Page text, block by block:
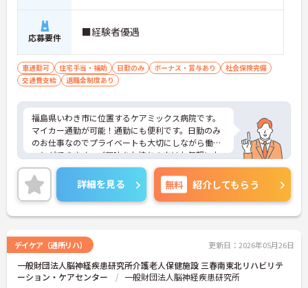
応募要件 ■経験者優遇
車通勤可 住宅手当・補助 日勤のみ ボーナス・賞与あり
社会保険完備
交通費支給
退職金制度あり
福島県いわき市に位置するケアミックス病院です。
マイカー通勤が可能！通勤にも便利です。日勤のみ
のお仕事なのでプライベートも大切にしながら働く
ことができます。ご興味をお持ちの方はお気軽にお
問い合わせください。
詳細を見る 無料 紹介してもらう
デイケア（通所リハ） 更新日：2026年05月26日
一般財団法人脳神経疾患研究所介護老人保健施設 三春南東北リハビリテ
ーション・ケアセンター
一般財団法人脳神経疾患研究所